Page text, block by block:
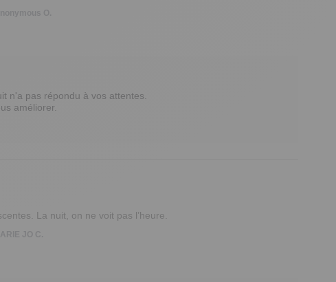
n'a pas répondu à vos attentes.
améliorer.
La nuit, on ne voit pas l’heure.